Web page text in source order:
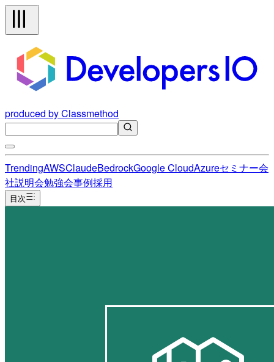
produced by Classmethod
TrendingAWSClaudeBedrockGoogle CloudAzureセミナー会
社説明会勉強会事例採用
目次